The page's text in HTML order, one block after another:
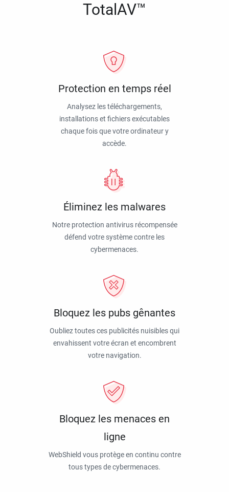
TotalAV™
Protection en temps réel
Analysez les téléchargements,
installations et fichiers exécutables
chaque fois que votre ordinateur y
accède.
Éliminez les malwares
Notre protection antivirus récompensée
défend votre système contre les
cybermenaces.
Bloquez les pubs gênantes
Oubliez toutes ces publicités nuisibles qui
envahissent votre écran et encombrent
votre navigation.
Bloquez les menaces en
ligne
WebShield vous protège en continu contre
tous types de cybermenaces.